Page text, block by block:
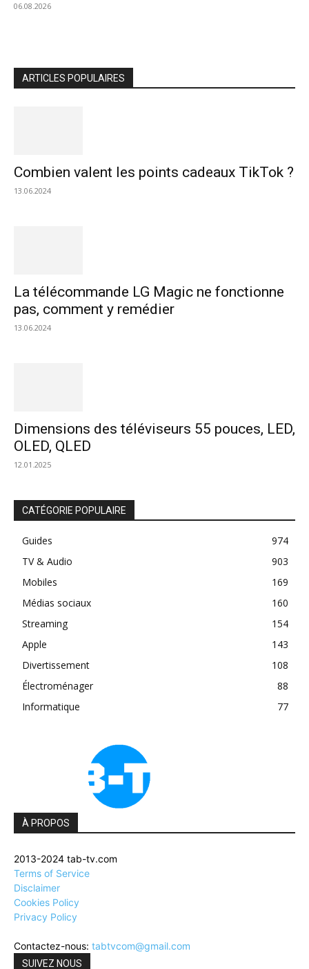
06.08.2026
ARTICLES POPULAIRES
Combien valent les points cadeaux TikTok ?
13.06.2024
La télécommande LG Magic ne fonctionne
pas, comment y remédier
13.06.2024
Dimensions des téléviseurs 55 pouces, LED,
OLED, QLED
12.01.2025
CATÉGORIE POPULAIRE
Guides
974
TV & Audio
903
Mobiles
169
Médias sociaux
160
Streaming
154
Apple
143
Divertissement
108
Électroménager
88
Informatique
77
À PROPOS
2013-2024 tab-tv.com
Terms of Service
Disclaimer
Cookies Policy
Privacy Policy
Contactez-nous: tabtvcom@gmail.com
SUIVEZ NOUS